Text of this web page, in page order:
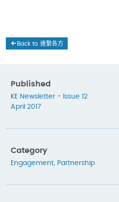
Back to 連繫各方
Published
KE Newsletter - Issue 12
April 2017
Category
Engagement Partnership